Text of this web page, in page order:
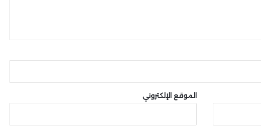
الموقع الإلكتروني